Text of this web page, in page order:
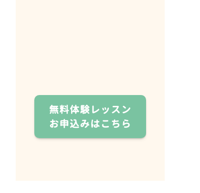
無料体験レッスン
お申込みはこちら